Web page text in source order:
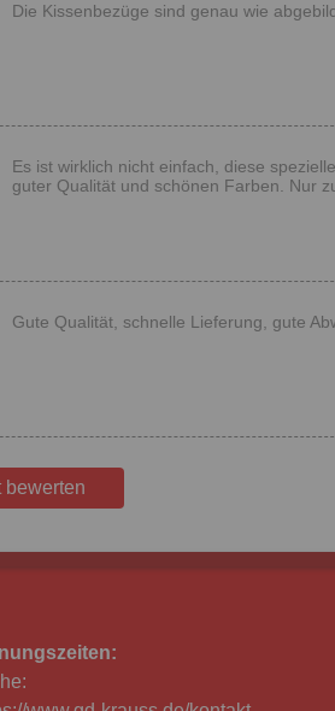
Die Kissenbezüge sind genau wie
Es ist wirklich nicht einfach, diese
guter Qualität und schönen Farben. Nur
Gute Qualität, schnelle Lieferung, gute
bewerten